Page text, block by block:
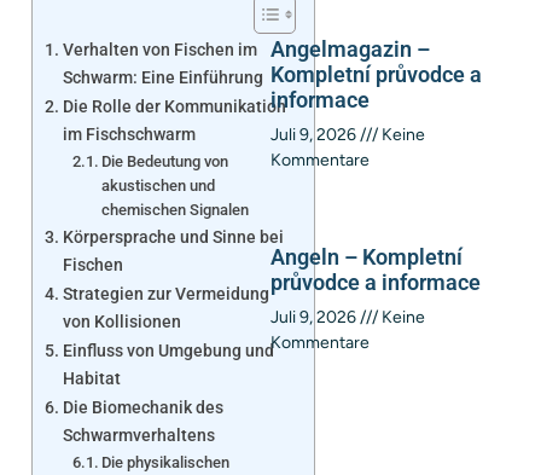
Verhalten von Fischen im
Schwarm: Eine Einführung
Die Rolle der Kommunikation
im Fischschwarm
Die Bedeutung von
akustischen und
chemischen Signalen
Körpersprache und Sinne bei
Fischen
Strategien zur Vermeidung
von Kollisionen
Einfluss von Umgebung und
Habitat
Die Biomechanik des
Schwarmverhaltens
Die physikalischen
Angelmagazin –
Kompletní průvodce a
informace
Juli 9, 2026
Keine
Kommentare
Angeln – Kompletní
průvodce a informace
Juli 9, 2026
Keine
Kommentare